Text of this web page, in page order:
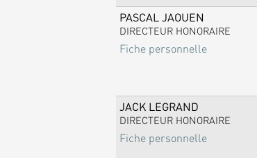
PASCAL JAOUEN
DIRECTEUR HONORAIRE
Fiche personnelle
JACK LEGRAND
DIRECTEUR HONORAIRE
Fiche personnelle